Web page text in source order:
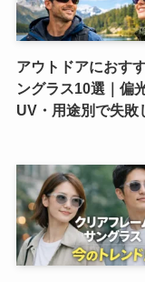
アウトドアにおす
ングラス10選｜偏
UV・用途別で失敗